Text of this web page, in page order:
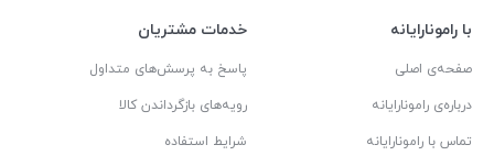
با رامونارایانه
صفحه‌ی اصلی
درباره‌ی رامونارایانه
تماس با رامونارایانه
خدمات مشتریان
پاسخ به پرسش‌های متداول
رویه‌های بازگرداندن کالا
شرایط استفاده